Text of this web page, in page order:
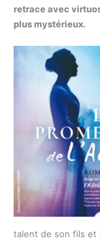
retrace avec
plus mystérieux.
talent de son fils et